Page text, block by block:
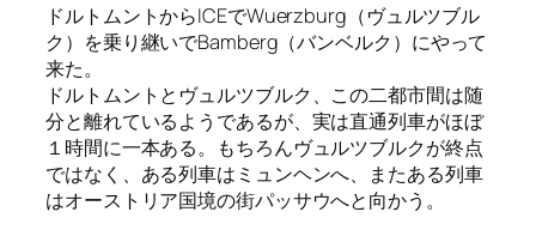
ドルトムントからICEでWuerzburg（ヴュルツブル
ク）を乗り継いでBamberg（バンベルク）にやって
来た。
ドルトムントとヴュルツブルク、この二都市間は随
分と離れているようであるが、実は直通列車がほぼ
１時間に一本ある。もちろんヴュルツブルクが終点
ではなく、ある列車はミュンヘンへ、またある列車
はオーストリア国境の街パッサウへと向かう。